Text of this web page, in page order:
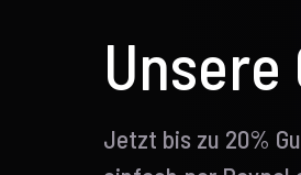
Jetzt bis zu 20%